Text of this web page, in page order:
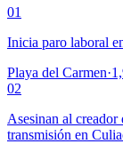
01
Inicia paro laboral
Playa del Carmen·
02
Asesinan al creador
transmisión en